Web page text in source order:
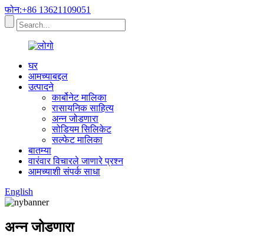
फोन:+86 13621109051
घर
आमच्याबद्दल
उत्पादने
कार्बोनेट मालिका
रासायनिक साहित्य
अन्न जोडणारा
सोडियम सिलिकेट
सल्फेट मालिका
बातम्या
वारंवार विचारले जाणारे प्रश्न
आमच्याशी संपर्क साधा
English
अन्न जोडणारा